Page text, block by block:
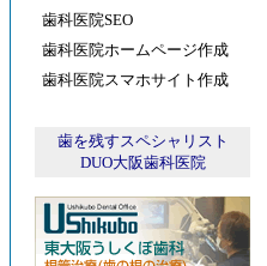
歯科医院SEO
歯科医院ホームページ作成
歯科医院スマホサイト作成
歯を残すスペシャリスト
DUO大阪歯科医院